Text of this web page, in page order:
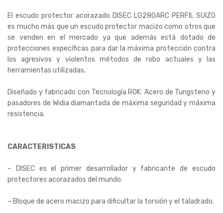
El escudo protector acorazado DISEC LG280ARC PERFIL SUIZO
es mucho más que un escudo protector macizo como otros que
se venden en el mercado ya que además está dotado de
protecciones específicas para dar la máxima protección contra
los agresivos y violentos métodos de robo actuales y las
herramientas utilizadas.
Diseñado y fabricado con Tecnología ROK: Acero de Tungsteno y
pasadores de Widia diamantada de máxima seguridad y máxima
resistencia.
CARACTERISTICAS
– DISEC es el primer desarrollador y fabricante de escudo
protectores acorazados del mundo.
– Bloque de acero macizo para dificultar la torsión y el taladrado.